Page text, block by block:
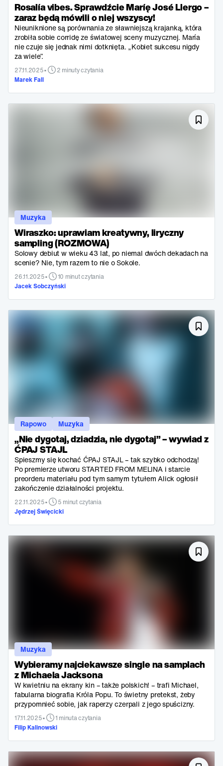
Rosalía vibes. Sprawdźcie Maríę José Llergo –
zaraz będą mówili o niej wszyscy!
Nieuniknione są porównania ze sławniejszą krajanką, która
zrobiła sobie corridę ze światowej sceny muzycznej. María
nie czuje się jednak nimi dotknięta. „Kobiet sukcesu nigdy
za wiele”.
27.11.2025•
2 minuty czytania
Marek Fall
Wiraszko: uprawiam kreatywny, liryczny
sampling (ROZMOWA)
Solowy debiut w wieku 43 lat, po niemal dwóch dekadach na
scenie? Nie, tym razem to nie o Sokole.
26.11.2025•
10 minut czytania
Jacek Sobczyński
Muzyka
„Nie dygotaj, dziadzia, nie dygotaj” – wywiad z
ĆPAJ STAJL
Spieszmy się kochać ĆPAJ STAJL – tak szybko odchodzą!
Po premierze utworu STARTED FROM MELINA i starcie
preorderu materiału pod tym samym tytułem Alick ogłosił
zakończenie działalności projektu.
22.11.2025•
5 minut czytania
Jędrzej Święcicki
Rapowo Muzyka
Wybieramy najciekawsze single na samplach
z Michaela Jacksona
W kwietniu na ekrany kin – także polskich! – trafi Michael,
fabularna biografia Króla Popu. To świetny pretekst, żeby
przypomnieć sobie, jak raperzy czerpali z jego spuścizny.
17.11.2025•
1 minuta czytania
Filip Kalinowski
Muzyka